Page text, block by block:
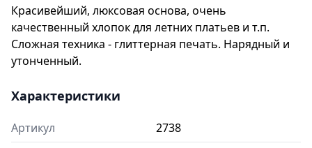
Красивейший, люксовая основа, очень
качественный хлопок для летних платьев и т.п.
Сложная техника - глиттерная печать. Нарядный и
утонченный.
Характеристики
Артикул
2738